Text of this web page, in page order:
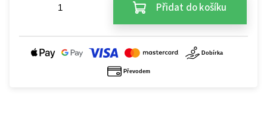
Přidat do košíku